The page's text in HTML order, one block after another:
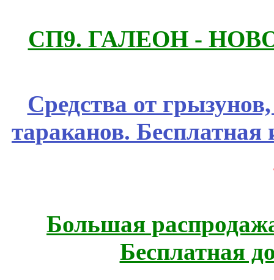
СП9. ГАЛЕОН -
Средства от
тараканов.
Большая
Бесплатная